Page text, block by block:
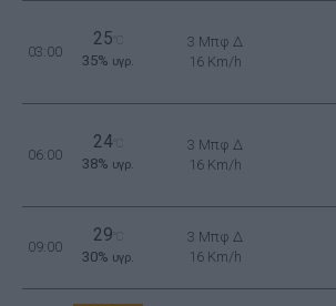
03:00
25
35% υγρ.
3 Μπφ Δ
16 Km/h
06:00
24°C
38% υγρ.
3 Μπφ Δ
16 Km/h
09:00
29
30% υγρ.
3 Μπφ Δ
16 Km/h